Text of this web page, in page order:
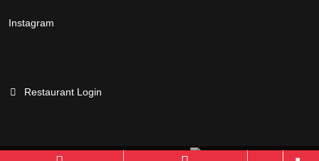
Instagram
Restaurant Login
Branchenportal Software made in Germany